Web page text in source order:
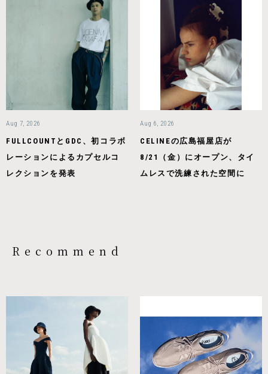
Aug 7, 2026
FULLCOUNTとGDC、初コラボ
レーションによるカプセルコ
レクションを発表
Aug 6, 2026
CELINEの広島福屋店が
8/21（金）にオープン、タイ
ムレスで洗練された空間に
Recommend